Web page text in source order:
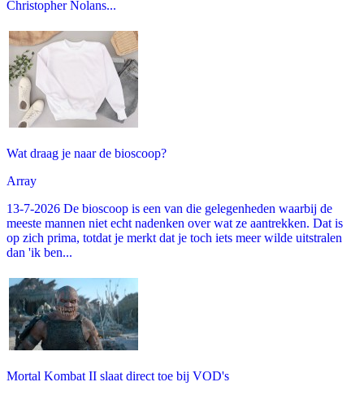
Christopher Nolans...
Wat draag je naar de bioscoop?
Array
13-7-2026 De bioscoop is een van die gelegenheden waarbij de
meeste mannen niet echt nadenken over wat ze aantrekken. Dat is
op zich prima, totdat je merkt dat je toch iets meer wilde uitstralen
dan 'ik ben...
Mortal Kombat II slaat direct toe bij VOD's